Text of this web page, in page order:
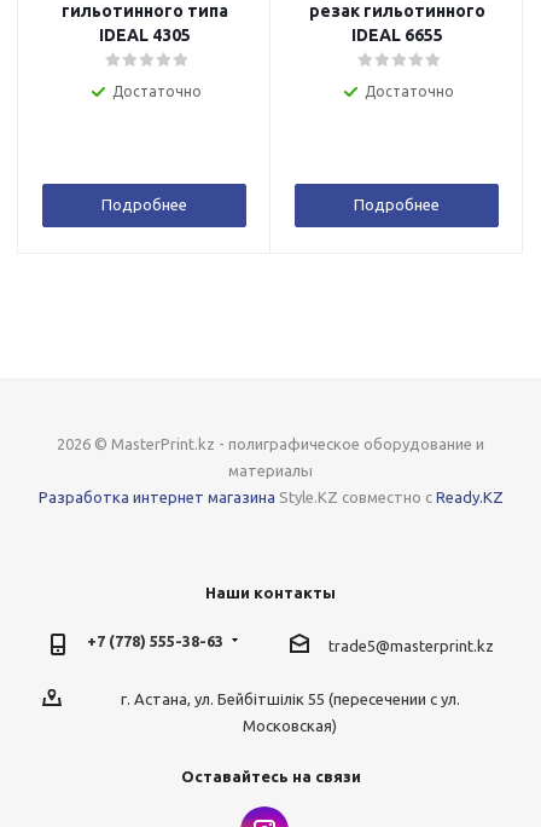
гильотинного типа
IDEAL 4305
Достаточно
Подробнее
резак гильотинного
IDEAL 6655
Достаточно
Подробнее
2026 © MasterPrint.kz - полиграфическое оборудование и
материалы
Разработка интернет магазина Style.KZ совместно с Ready.KZ
Наши контакты
+7 (778) 555-38-63 trade5@masterprint.kz
г. Астана, ул. Бейбітшілік 55 (пересечении с ул.
Московская)
Оставайтесь на связи